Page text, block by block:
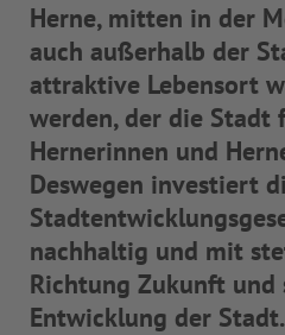
Herne, mitten in der
auch außerhalb der
attraktive Lebensort
werden, der die Stadt
Hernerinnen und
Deswegen investiert
nachhaltig und mit
Richtung Zukunft
Entwicklung der Stadt.